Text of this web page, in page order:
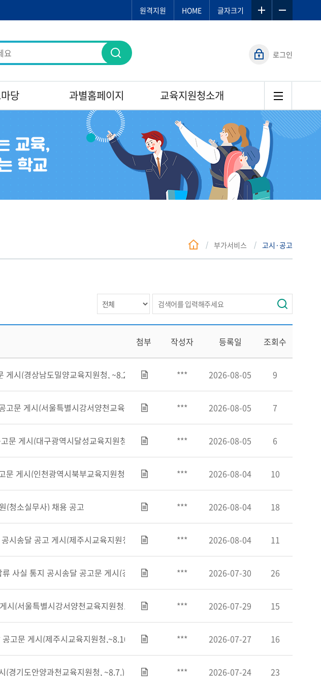
원격지원 HOME 글자크기
로그인
당 과별홈페이지 교육지원청소개
부가서비스 고시·공고
첨부 작성자 등록일 조회수
시(경상남도밀양교육지원청, ~8.24.) *** 2026-08-05 9
문 게시(서울특별시강서양천교육지원청, ~8.19.) *** 2026-08-05 7
문 게시(대구광역시달성교육지원청, ~8.24.) *** 2026-08-05 6
게시(인천광역시북부교육지원청, ~8.21.) *** 2026-08-04 10
(청소실무사) 채용 공고 *** 2026-08-04 18
시송달 공고 게시(제주시교육지원청, ~8.17.(월)) *** 2026-08-04 11
사실 통지 공시송달 공고문 게시(경기도안양과천교육지원청, ~8.12.)
*** 2026-07-30 26
(서울특별시강서양천교육지원청, ~8.14.(금)) *** 2026-07-29 15
고문 게시(제주시교육지원청,~8.10.) *** 2026-07-27 16
(경기도안양과천교육지원청, ~8.7.) *** 2026-07-24 23